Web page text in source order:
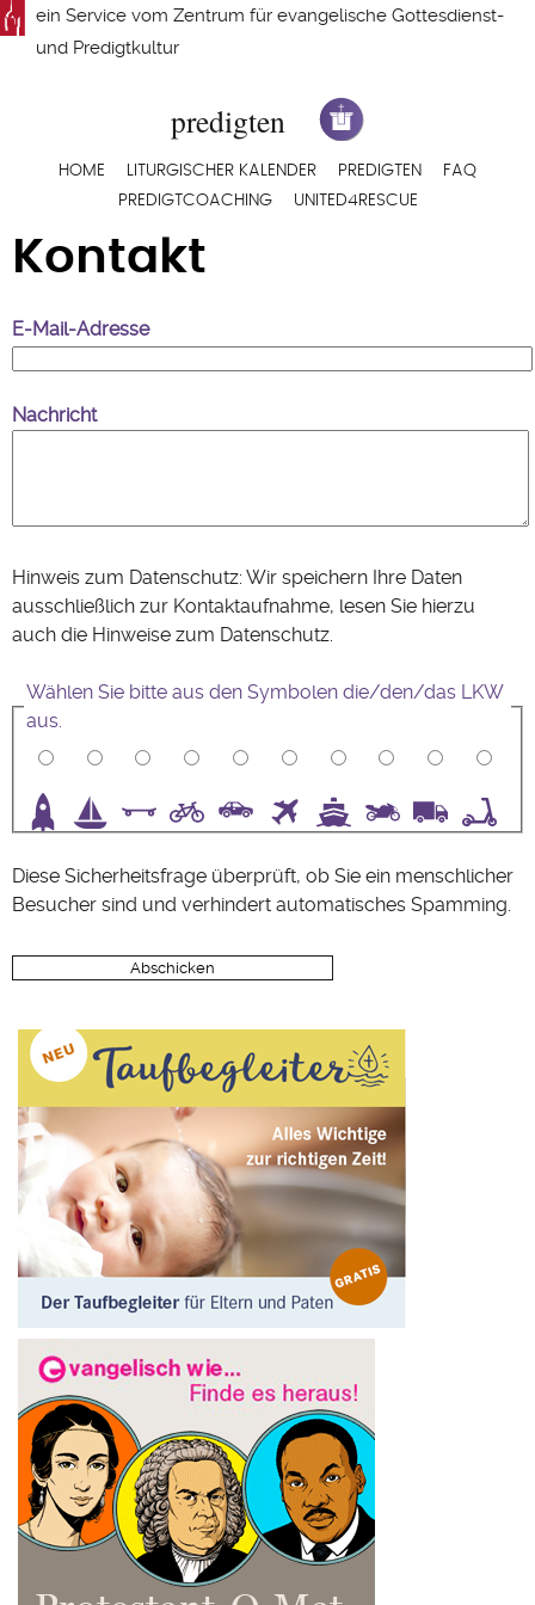
Direkt
zum
ein Service vom Zentrum für evangelische Gottesdienst-
und Predigtkultur
Hauptnavigation
HOME LITURGISCHER KALENDER PREDIGTEN
FAQ
PREDIGTCOACHING
UNITED4RESCUE
Kontakt
E-Mail-Adresse
Nachricht
Hinweis zum Datenschutz: Wir speichern Ihre Daten
ausschließlich zur Kontaktaufnahme, lesen Sie hierzu
auch die Hinweise zum Datenschutz.
Wählen Sie bitte aus den Symbolen die/den/das LKW
aus.
Diese Sicherheitsfrage überprüft, ob Sie ein menschlicher
Besucher sind und verhindert automatisches Spamming.